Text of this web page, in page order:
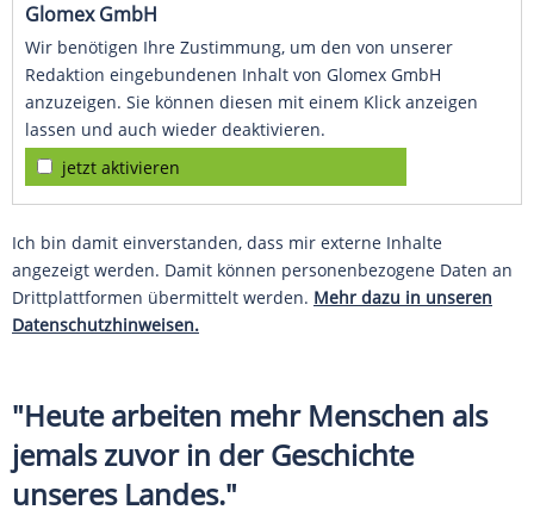
Glomex GmbH
Wir benötigen Ihre Zustimmung, um den von unserer
Redaktion eingebundenen Inhalt von Glomex GmbH
anzuzeigen. Sie können diesen mit einem Klick anzeigen
lassen und auch wieder deaktivieren.
jetzt aktivieren
Ich bin damit einverstanden, dass mir externe Inhalte
angezeigt werden. Damit können personenbezogene Daten an
Drittplattformen übermittelt werden. Mehr dazu in unseren
Datenschutzhinweisen.
"Heute arbeiten mehr Menschen als
jemals zuvor in der Geschichte
unseres Landes."